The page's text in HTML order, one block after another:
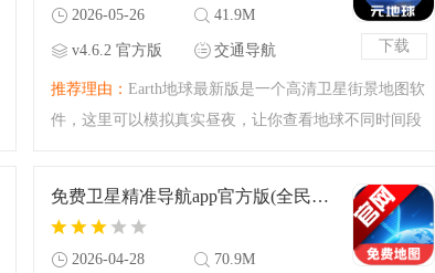
下载
2026-05-26 41.9M
v4.6.2 官方版 交通导航
推荐理由： Earth地球最新版是一个高清卫星街景地图软
件，这里可以模拟真实昼夜，让你查看地球不同时间段
免费卫星精准导航app官方版(全民免费卫星导航)v1.0.7 最新版
2026-04-28 70.9M